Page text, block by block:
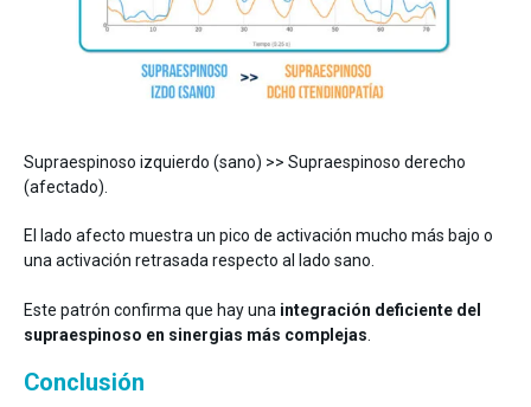
Supraespinoso izquierdo (sano) >> Supraespinoso derecho
(afectado).
El lado afecto muestra un pico de activación mucho más bajo o
una activación retrasada respecto al lado sano.
Este patrón confirma que hay una integración deficiente del
supraespinoso en sinergias más complejas
Conclusión